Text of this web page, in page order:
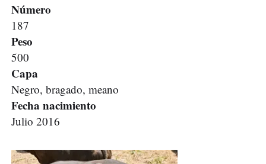
Número
187
Peso
500
Capa
Negro, bragado, meano
Fecha nacimiento
Julio 2016